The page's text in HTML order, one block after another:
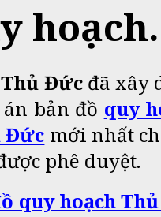
hoạch.
Đứcđã xây
bản đồ quy
Đức mới nhất
phê duyệt.
quy hoạch